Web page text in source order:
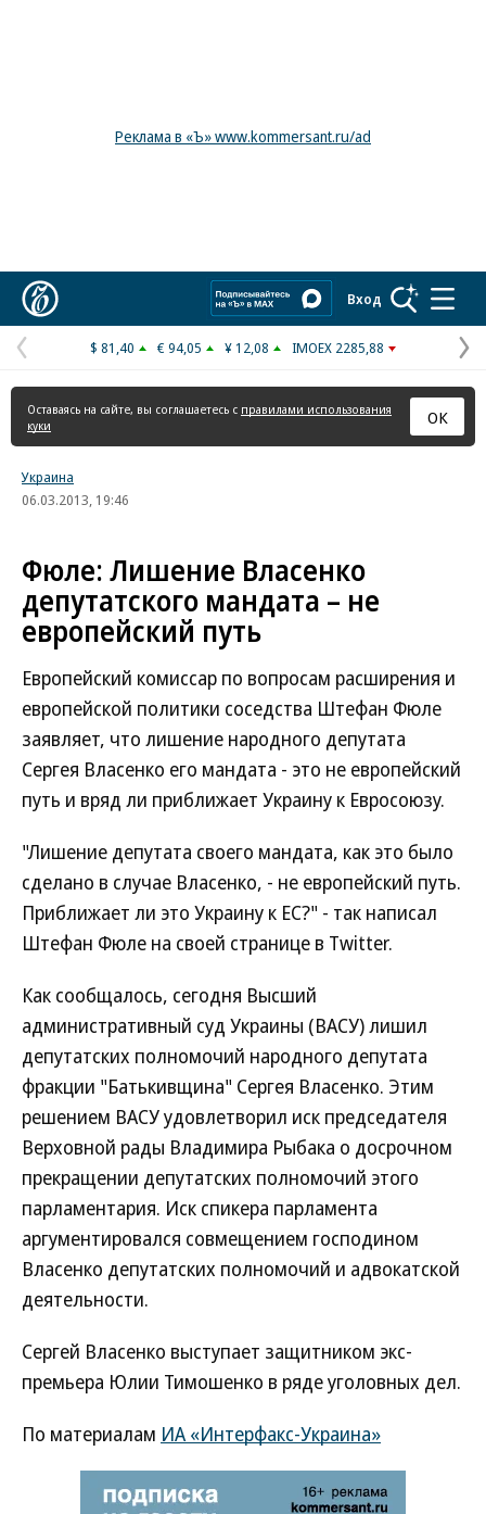
Реклама в «Ъ» www.kommersant.ru/ad
Вход
Предыдущая
страница
$ 81,40 € 94,05 ¥ 12,08 IMOEX 2285,88
Оставаясь на сайте, вы соглашаетесь с правилами использования
куки
ОК
Украина
06.03.2013, 19:46
Фюле: Лишение Власенко
депутатского мандата – не
европейский путь
Европейский комиссар по вопросам расширения и
европейской политики соседства Штефан Фюле
заявляет, что лишение народного депутата
Сергея Власенко его мандата - это не европейский
путь и вряд ли приближает Украину к Евросоюзу.
"Лишение депутата своего мандата, как это было
сделано в случае Власенко, - не европейский путь.
Приближает ли это Украину к ЕС?" - так написал
Штефан Фюле на своей странице в Twitter.
Как сообщалось, сегодня Высший
административный суд Украины (ВАСУ) лишил
депутатских полномочий народного депутата
фракции "Батькивщина" Сергея Власенко. Этим
решением ВАСУ удовлетворил иск председателя
Верховной рады Владимира Рыбака о досрочном
прекращении депутатских полномочий этого
парламентария. Иск спикера парламента
аргументировался совмещением господином
Власенко депутатских полномочий и адвокатской
деятельности.
Сергей Власенко выступает защитником экс-
премьера Юлии Тимошенко в ряде уголовных дел.
По материалам ИА «Интерфакс-Украина»